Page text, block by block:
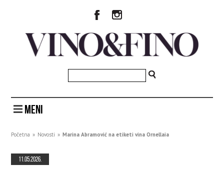
MENI
Početna » Novosti » Marina Abramović na etiketi vina Ornellaia
11.05.2026.